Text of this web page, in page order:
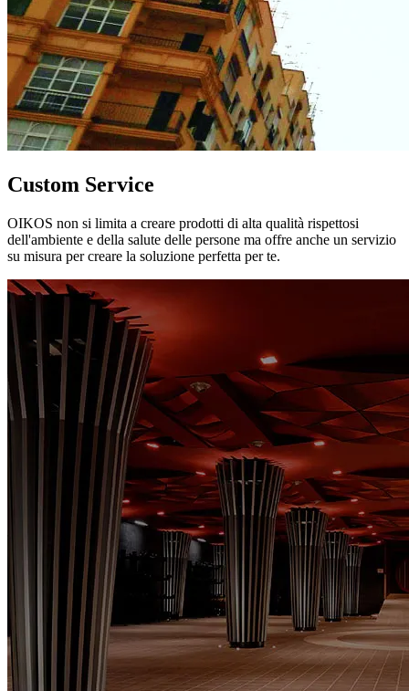
Custom Service
OIKOS non si limita a creare prodotti di alta qualità rispettosi
dell'ambiente e della salute delle persone ma offre anche un servizio
su misura per creare la soluzione perfetta per te.